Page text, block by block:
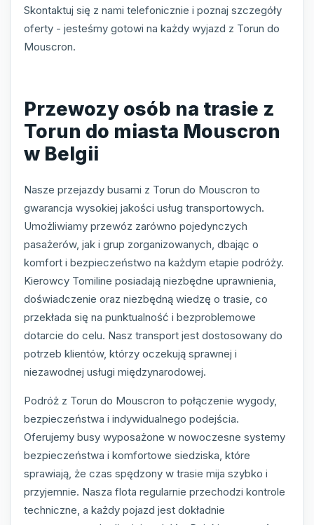
Skontaktuj się z nami telefonicznie i poznaj szczegóły
oferty - jesteśmy gotowi na każdy wyjazd z Torun do
Mouscron.
Przewozy osób na trasie z
Torun do miasta Mouscron
w Belgii
Nasze przejazdy busami z Torun do Mouscron to
gwarancja wysokiej jakości usług transportowych.
Umożliwiamy przewóz zarówno pojedynczych
pasażerów, jak i grup zorganizowanych, dbając o
komfort i bezpieczeństwo na każdym etapie podróży.
Kierowcy Tomiline posiadają niezbędne uprawnienia,
doświadczenie oraz niezbędną wiedzę o trasie, co
przekłada się na punktualność i bezproblemowe
dotarcie do celu. Nasz transport jest dostosowany do
potrzeb klientów, którzy oczekują sprawnej i
niezawodnej usługi międzynarodowej.
Podróż z Torun do Mouscron to połączenie wygody,
bezpieczeństwa i indywidualnego podejścia.
Oferujemy busy wyposażone w nowoczesne systemy
bezpieczeństwa i komfortowe siedziska, które
sprawiają, że czas spędzony w trasie mija szybko i
przyjemnie. Nasza flota regularnie przechodzi kontrole
techniczne, a każdy pojazd jest dokładnie